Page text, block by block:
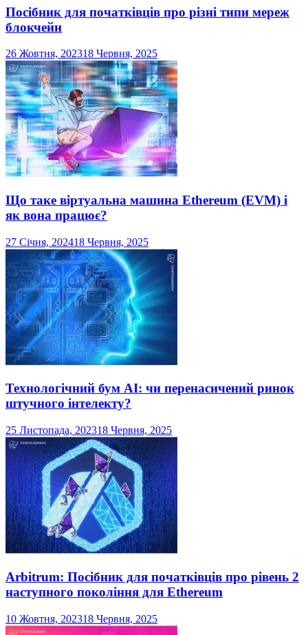
Посібник для початківців про різні типи мереж
блокчейн
26 Жовтня, 202318 Червня, 2025
Що таке віртуальна машина Ethereum (EVM) і
як вона працює?
27 Січня, 202418 Червня, 2025
Технологічний бум AI: чи перенасичений ринок
штучного інтелекту?
25 Листопада, 202318 Червня, 2025
Arbitrum: Посібник для початківців про рівень 2
наступного покоління для Ethereum
10 Жовтня, 202318 Червня, 2025